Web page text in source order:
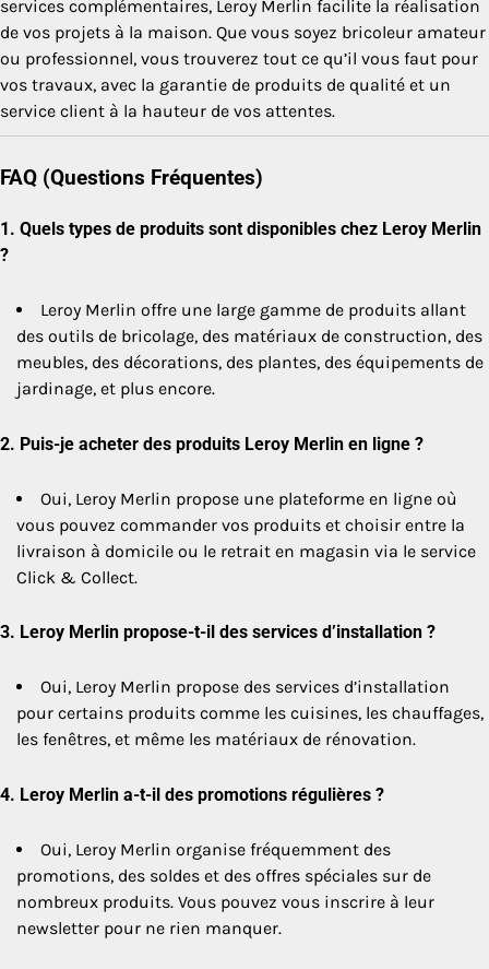
services complémentaires, Leroy Merlin facilite la réalisation
de vos projets à la maison. Que vous soyez bricoleur amateur
ou professionnel, vous trouverez tout ce qu’il vous faut pour
vos travaux, avec la garantie de produits de qualité et un
service client à la hauteur de vos attentes.
FAQ (Questions Fréquentes)
1. Quels types de produits sont disponibles chez Leroy Merlin
?
Leroy Merlin offre une large gamme de produits allant
des outils de bricolage, des matériaux de construction, des
meubles, des décorations, des plantes, des équipements de
jardinage, et plus encore.
2. Puis-je acheter des produits Leroy Merlin en ligne ?
Oui, Leroy Merlin propose une plateforme en ligne où
vous pouvez commander vos produits et choisir entre la
livraison à domicile ou le retrait en magasin via le service
Click & Collect.
3. Leroy Merlin propose-t-il des services d’installation ?
Oui, Leroy Merlin propose des services d’installation
pour certains produits comme les cuisines, les chauffages,
les fenêtres, et même les matériaux de rénovation.
4. Leroy Merlin a-t-il des promotions régulières ?
Oui, Leroy Merlin organise fréquemment des
promotions, des soldes et des offres spéciales sur de
nombreux produits. Vous pouvez vous inscrire à leur
newsletter pour ne rien manquer.